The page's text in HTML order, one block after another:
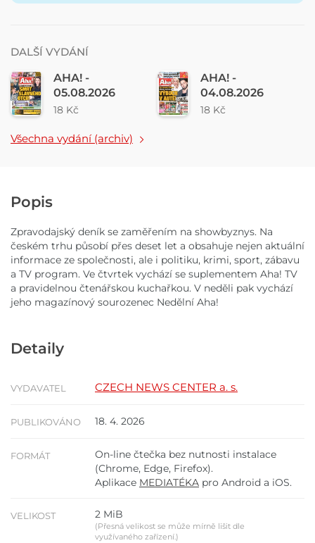
DALŠÍ VYDÁNÍ
AHA! -
05.08.2026
18 Kč
AHA! -
04.08.2026
18 Kč
Všechna vydání (archiv)
Popis
Zpravodajský deník se zaměřením na showbyznys. Na
českém trhu působí přes deset let a obsahuje nejen aktuální
informace ze společnosti, ale i politiku, krimi, sport, zábavu
a TV program. Ve čtvrtek vychází se suplementem Aha! TV
a pravidelnou čtenářskou kuchařkou. V neděli pak vychází
jeho magazínový sourozenec Nedělní Aha!
Detaily
VYDAVATEL CZECH NEWS CENTER a. s.
PUBLIKOVÁNO 18. 4. 2026
FORMÁT
On-line čtečka bez nutnosti instalace
(Chrome, Edge, Firefox).
Aplikace MEDIATÉKA pro Android a iOS.
VELIKOST 2 MiB
(Přesná velikost se může mírně lišit dle
využívaného zařízení.)